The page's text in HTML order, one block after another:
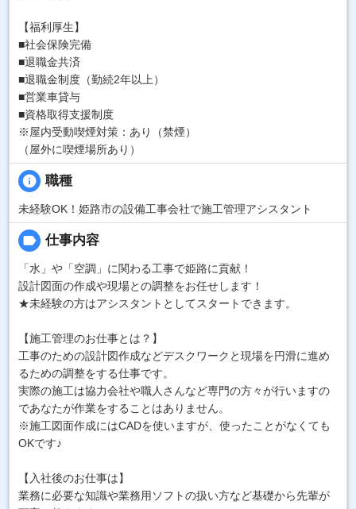
【福利厚生】
■社会保険完備
■退職金共済
■退職金制度（勤続2年以上）
■営業車貸与
■資格取得支援制度
※屋内受動喫煙対策：あり（禁煙）
（屋外に喫煙場所あり）
info 職種
未経験OK！姫路市の設備工事会社で施工管理アシスタント
label 仕事内容
「水」や「空調」に関わる工事で姫路に貢献！
設計図面の作成や現場との調整をお任せします！
★未経験の方はアシスタントとしてスタートできます。
【施工管理のお仕事とは？】
工事のための設計図作成などデスクワークと現場を円滑に進め
るための調整をする仕事です。
実際の施工は協力会社や職人さんなど専門の方々が行いますの
であなたが作業をすることはありません。
※施工図面作成にはCADを使いますが、使ったことがなくても
OKです♪
【入社後のお仕事は】
業務に必要な知識や業務用ソフトの扱い方など基礎から先輩が